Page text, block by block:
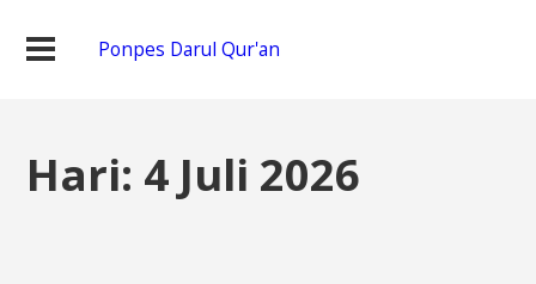
Ponpes Darul Qur'an
Hari: 4 Juli 2026